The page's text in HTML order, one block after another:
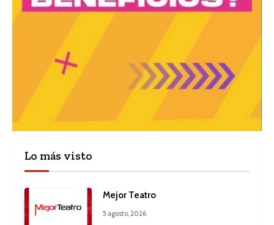
Lo más visto
Mejor Teatro
5 agosto, 2026